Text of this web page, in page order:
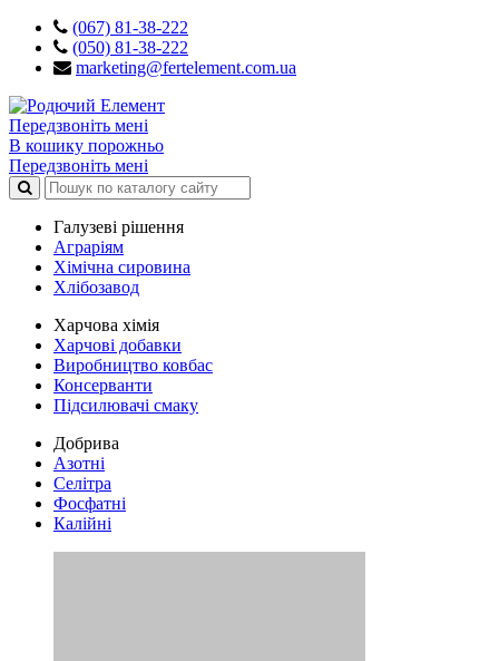
(067) 81-38-222
(050) 81-38-222
marketing@fertelement.com.ua
Передзвоніть мені
В кошику порожньо
Передзвоніть мені
Галузеві рішення
Аграріям
Хімічна сировина
Хлібозавод
Харчова хімія
Харчові добавки
Виробництво ковбас
Консерванти
Підсилювачі смаку
Добрива
Азотні
Селітра
Фосфатні
Калійні